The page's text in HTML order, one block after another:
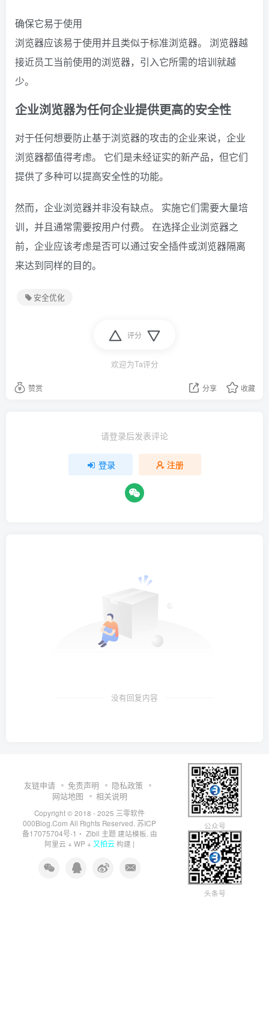
确保它易于使用
浏览器应该易于使用并且类似于标准浏览器。 浏览器越
接近员工当前使用的浏览器，引入它所需的培训就越
少。
企业浏览器为任何企业提供更高的安全性
对于任何想要防止基于浏览器的攻击的企业来说，企业
浏览器都值得考虑。 它们是未经证实的新产品，但它们
提供了多种可以提高安全性的功能。
然而，企业浏览器并非没有缺点。 实施它们需要大量培
训，并且通常需要按用户付费。 在选择企业浏览器之
前，企业应该考虑是否可以通过安全插件或浏览器隔离
来达到同样的目的。
安全优化
评分
欢迎为Ta评分
赞赏 分享 收藏
请登录后发表评论
登录 注册
没有回复内容
友链申请 免责声明
隐私政策
网站地图
相关说明
Copyright © 2018 - 2025 三零软件
000Blog.Com All Rights Reserved. 苏ICP
备17075704号-1 ・ Zibll 主题建站模板. 由
阿里云 + WP + 又拍云构建 |
公众号
头条号